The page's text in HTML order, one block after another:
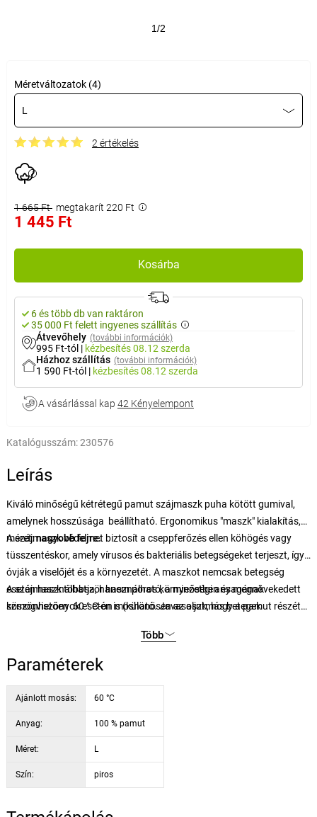
1/2
Méretváltozatok (4)
L
2 értékelés
1 665 Ft megtakarít 220 Ft
1 445 Ft
Kosárba
6 és több db van raktáron
35 000 Ft felett ingyenes szállítás
Átvevőhely (további információk)
995 Ft-tól | kézbesítés08.12 szerda
Házhoz szállítás (további információk)
1 590 Ft-tól | kézbesítés08.12 szerda
A vásárlással kap 42 Kényelempont
Katalógusszám:230576
Leírás
Kiváló minőségű kétrétegű pamut szájmaszk puha kötött gumival,
amelynek hosszúsága beállítható. Ergonomikus "maszk" kialakítás,
méret:nagyobb fejre.
A szájmaszk védelmet biztosít a cseppferőzés ellen köhögés vagy
tüsszentéskor, amely vírusos és bakteriális betegségeket terjeszt, így
óvják a viselőjét és a környezetét. A maszkot nemcsak betegség
esetén használhatja, hanem poros környezetben és megnövekedett
szmogviszonyok esetén is (különösen az asztmás betegek
számára, akiknek folyamatos védelmere van szükségük.​
A szájmaszk többször használható, a minőségi anyagának
köszönhetően 60 ° C-on mosható. Javasoljuk, hogy a pamut részét
Több
Paraméterek
Ajánlott mosás: 60 °C
Anyag: 100 % pamut
Méret: L
Szín: piros